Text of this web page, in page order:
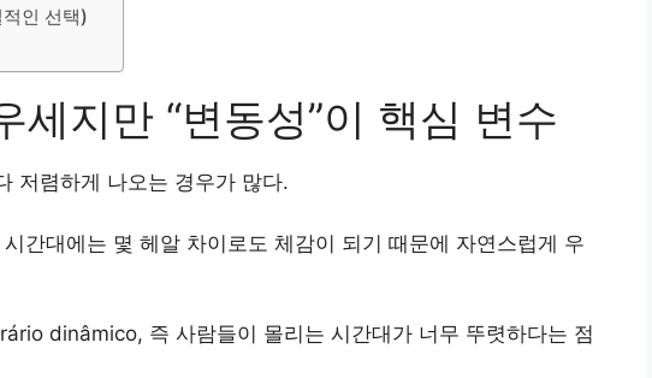
인 선택)
세지만 “변동성”이 핵심 변수
저렴하게 나오는 경우가 많다.
간대에는 몇 헤알 차이로도 체감이 되기 때문에 자연스럽게 우
dinâmico, 즉 사람들이 몰리는 시간대가 너무 뚜렷하다는 점